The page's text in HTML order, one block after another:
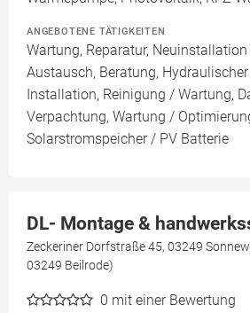
ANGEBOTENE TÄTIGKEITEN
Wartung, Reparatur,
Austausch, Beratung,
Installation, Reinigung / Wartung,
Verpachtung, Wartung /
Solarstromspeicher / PV Batterie
DL- Montage &
Zeckeriner Dorfstraße 45, 03249
03249 Beilrode)
0 mit einer Bewertung